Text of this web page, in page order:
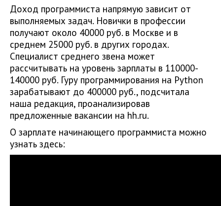
Доход программиста напрямую зависит от
выполняемых задач. Новички в профессии
получают около 40000 руб. в Москве и в
среднем 25000 руб. в других городах.
Специалист среднего звена может
рассчитывать на уровень зарплаты в 110000-
140000 руб. Гуру программирования на Python
зарабатывают до 400000 руб., подсчитала
наша редакция, проанализировав
предложенные вакансии на hh.ru.
О зарплате начинающего программиста можно
узнать здесь: